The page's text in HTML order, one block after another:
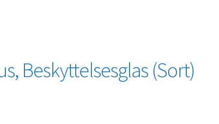
Beskyttelsesglas (Sort)